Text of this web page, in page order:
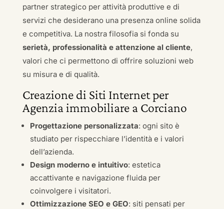
partner strategico per attività produttive e di
servizi che desiderano una presenza online solida
e competitiva. La nostra filosofia si fonda su
serietà, professionalità e attenzione al cliente,
valori che ci permettono di offrire soluzioni web
su misura e di qualità.
Creazione di Siti Internet per
Agenzia immobiliare a Corciano
Progettazione personalizzata: ogni sito è
studiato per rispecchiare l’identità e i valori
dell’azienda.
Design moderno e intuitivo: estetica
accattivante e navigazione fluida per
coinvolgere i visitatori.
Ottimizzazione SEO e GEO: siti pensati per